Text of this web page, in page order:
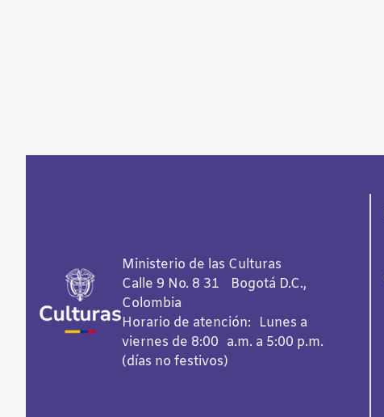
Ministerio de las Culturas
Calle 9 No. 8 31 Bogotá D.C.,
Colombia
Horario de atención: Lunes a
viernes de 8:00 a.m. a 5:00 p.m.
(días no festivos)